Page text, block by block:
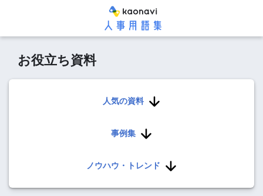
お役立ち資料
人気の資料
事例集
ノウハウ・トレンド